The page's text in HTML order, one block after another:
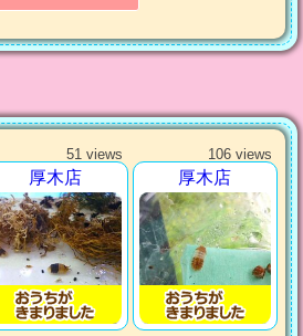
51 views
厚木店
106 views
厚木店